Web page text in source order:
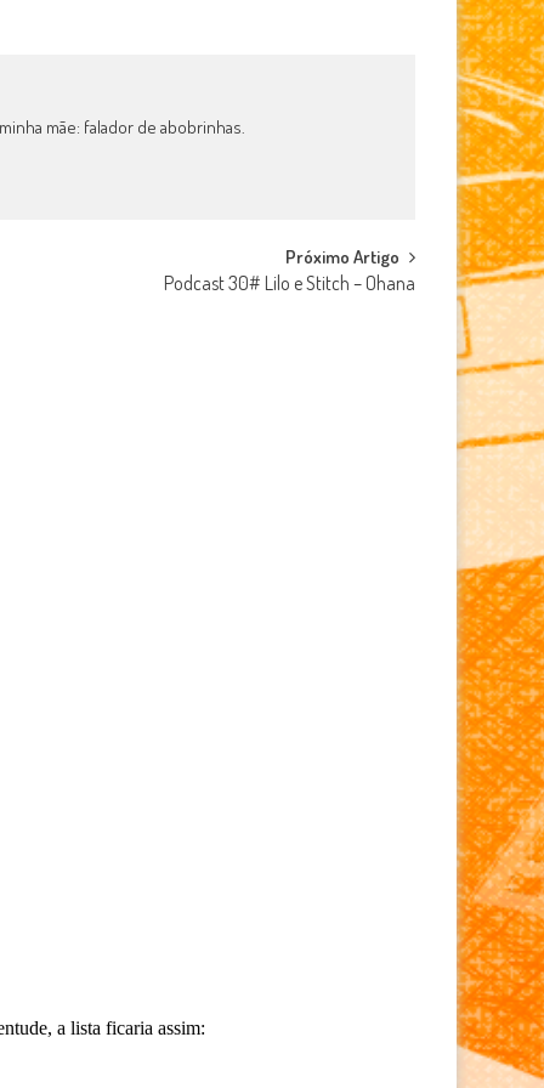
mãe: falador de abobrinhas.
Próximo Artigo
Podcast 30# Lilo e Stitch – Ohana